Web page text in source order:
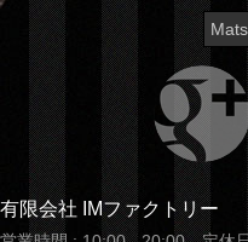
有限会社 IMファクトリー